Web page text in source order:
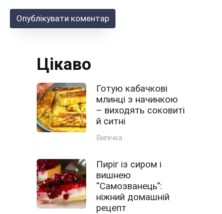
Цікаво
Готую кабачкові
млинці з начинкою
– виходять соковиті
й ситні
Випічка
Пиріг із сиром і
вишнею
“Самозванець”:
ніжний домашній
рецепт